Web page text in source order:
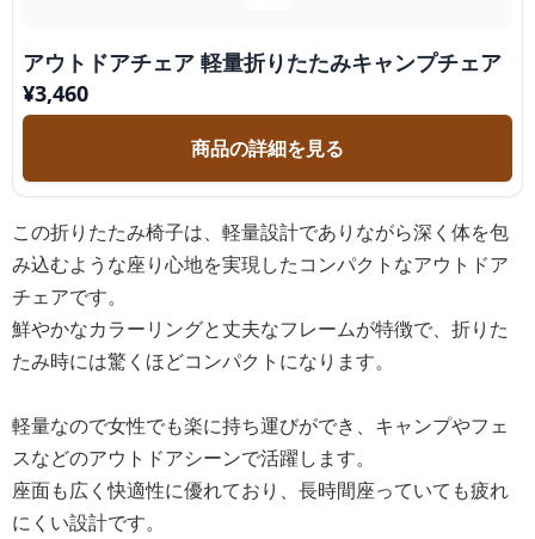
アウトドアチェア 軽量折りたたみキャンプチェア
¥3,460
商品の詳細を見る
この折りたたみ椅子は、軽量設計でありながら深く体を包
み込むような座り心地を実現したコンパクトなアウトドア
チェアです。
鮮やかなカラーリングと丈夫なフレームが特徴で、折りた
たみ時には驚くほどコンパクトになります。
軽量なので女性でも楽に持ち運びができ、キャンプやフェ
スなどのアウトドアシーンで活躍します。
座面も広く快適性に優れており、長時間座っていても疲れ
にくい設計です。